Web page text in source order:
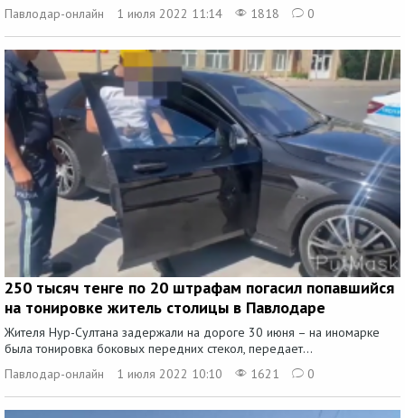
Павлодар-онлайн
1 июля 2022 11:14 1818 0
250 тысяч тенге по 20 штрафам погасил попавшийся
на тонировке житель столицы в Павлодаре
Жителя Нур-Султана задержали на дороге 30 июня – на иномарке
была тонировка боковых передних стекол, передает...
Павлодар-онлайн
1 июля 2022 10:10 1621 0